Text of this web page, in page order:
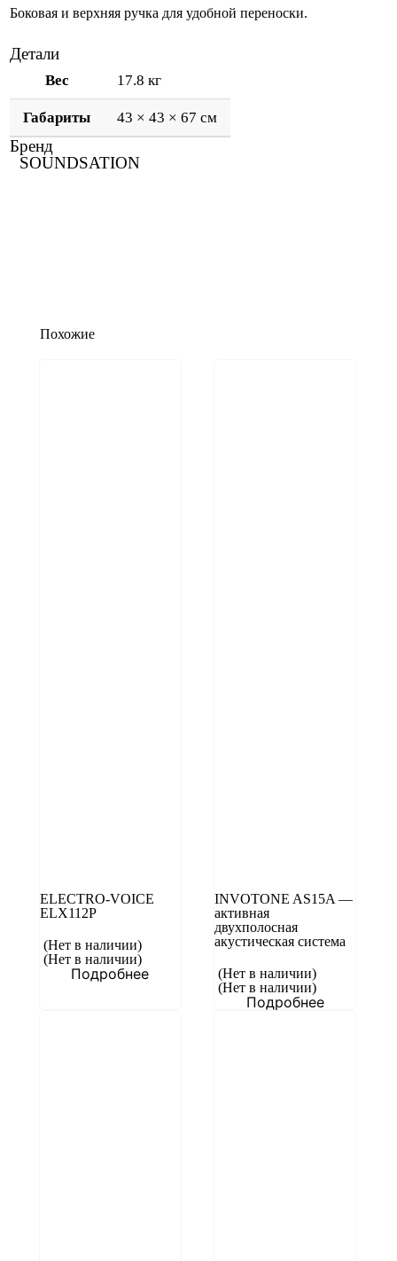
Боковая и верхняя ручка для удобной переноски.
Детали
Вес 17.8 кг
Габариты 43 × 43 × 67 см
Бренд
SOUNDSATION
Похожие
ELECTRO-VOICE
ELX112P
(Нет в наличии)
(Нет в наличии)
Подробнее
INVOTONE AS15A —
активная
двухполосная
акустическая система
(Нет в наличии)
(Нет в наличии)
Подробнее